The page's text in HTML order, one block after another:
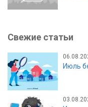
Свежие статьи
Июль